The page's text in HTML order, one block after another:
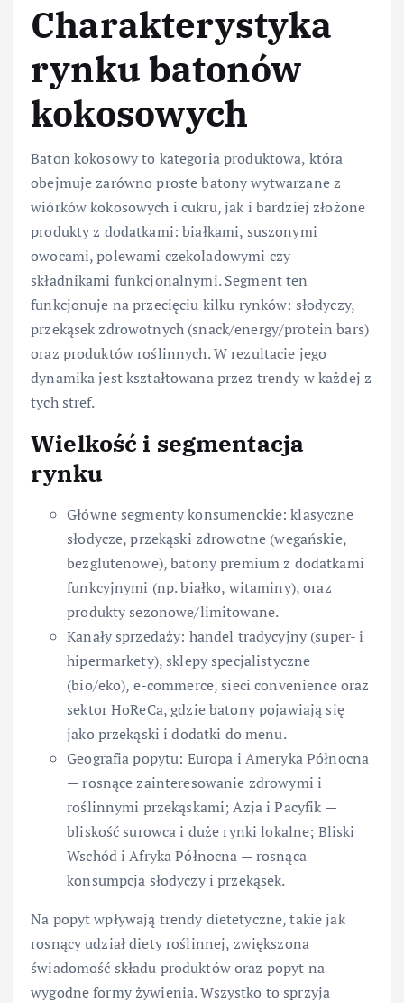
Charakterystyka
rynku batonów
kokosowych
Baton kokosowy to kategoria produktowa, która
obejmuje zarówno proste batony wytwarzane z
wiórków kokosowych i cukru, jak i bardziej złożone
produkty z dodatkami: białkami, suszonymi
owocami, polewami czekoladowymi czy
składnikami funkcjonalnymi. Segment ten
funkcjonuje na przecięciu kilku rynków: słodyczy,
przekąsek zdrowotnych (snack/energy/protein bars)
oraz produktów roślinnych. W rezultacie jego
dynamika jest kształtowana przez trendy w każdej z
tych stref.
Wielkość i segmentacja
rynku
Główne segmenty konsumenckie: klasyczne
słodycze, przekąski zdrowotne (wegańskie,
bezglutenowe), batony premium z dodatkami
funkcyjnymi (np. białko, witaminy), oraz
produkty sezonowe/limitowane.
Kanały sprzedaży: handel tradycyjny (super- i
hipermarkety), sklepy specjalistyczne
(bio/eko), e-commerce, sieci convenience oraz
sektor HoReCa, gdzie batony pojawiają się
jako przekąski i dodatki do menu.
Geografia popytu: Europa i Ameryka Północna
— rosnące zainteresowanie zdrowymi i
roślinnymi przekąskami; Azja i Pacyfik —
bliskość surowca i duże rynki lokalne; Bliski
Wschód i Afryka Północna — rosnąca
konsumpcja słodyczy i przekąsek.
Na popyt wpływają trendy dietetyczne, takie jak
rosnący udział diety roślinnej, zwiększona
świadomość składu produktów oraz popyt na
wygodne formy żywienia. Wszystko to sprzyja